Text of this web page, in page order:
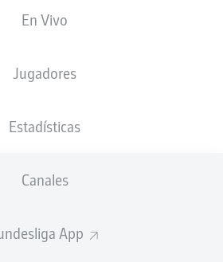
En Vivo
Jugadores
Estadísticas
Canales
App
(27.200 Espectadores)
Anuncio